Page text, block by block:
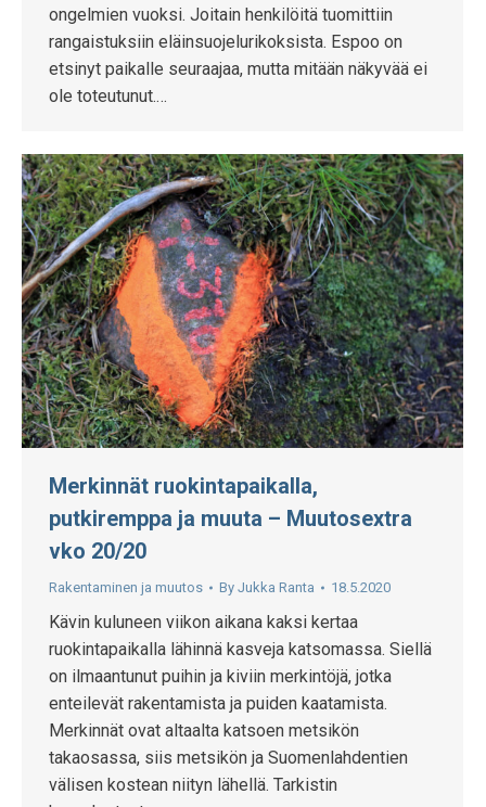
ongelmien vuoksi. Joitain henkilöitä tuomittiin
rangaistuksiin eläinsuojelurikoksista. Espoo on
etsinyt paikalle seuraajaa, mutta mitään näkyvää ei
ole toteutunut.…
Merkinnät ruokintapaikalla,
putkiremppa ja muuta – Muutosextra
vko 20/20
Rakentaminen ja muutos By Jukka Ranta 18.5.2020
Kävin kuluneen viikon aikana kaksi kertaa
ruokintapaikalla lähinnä kasveja katsomassa. Siellä
on ilmaantunut puihin ja kiviin merkintöjä, jotka
enteilevät rakentamista ja puiden kaatamista.
Merkinnät ovat altaalta katsoen metsikön
takaosassa, siis metsikön ja Suomenlahdentien
välisen kostean niityn lähellä. Tarkistin